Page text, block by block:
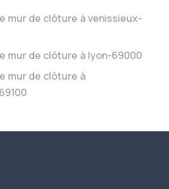
mur de clôture à venissieux-
mur de clôture à lyon-69000
mur de clôture à